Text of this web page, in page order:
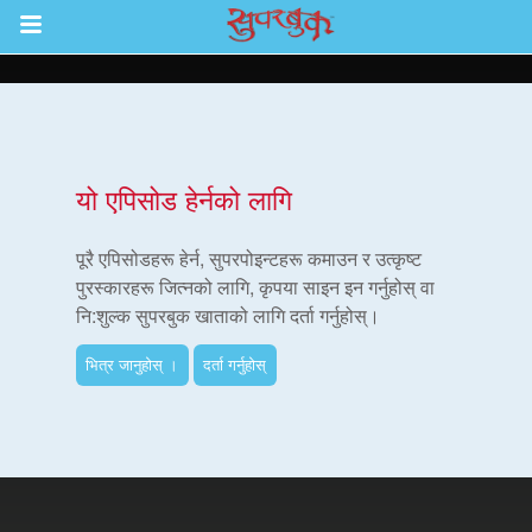
Return to Content
सुपरबुक बाइबल एप
यो एपिसोड हेर्नको लागि
पूरै एपिसोडहरू हेर्न, सुपरपोइन्टहरू कमाउन र उत्कृष्ट
पुरस्कारहरू जित्नको लागि, कृपया साइन इन गर्नुहोस् वा
नि:शुल्क सुपरबुक खाताको लागि दर्ता गर्नुहोस्।
भित्र जानुहोस् । दर्ता गर्नुहोस्